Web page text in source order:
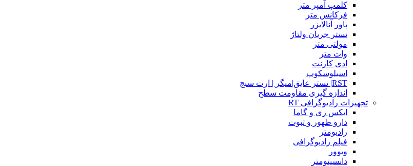
کلمپ آمپر متر
فرکانس متر
پاور آنالایزر
تستر جریان ولتاژ
مولتی متر
وات متر
ادی کارنت
اسیلوسکوپ
RST| تستر عایق|میگر | ارت سنج
اندازه گیری مقاومت سطح
تجهیزات رادیوگرافی RT
ایکس ری و گاما
دارو ظهور و ثبوت
رادیومتر
فیلم رادیوگرافی
ویوور
دانسیتومتر